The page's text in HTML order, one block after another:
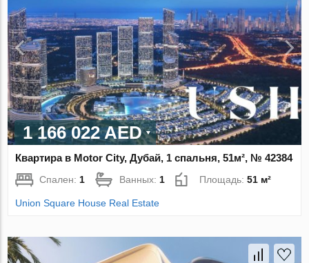
1 166 022 AED
Квартира в Motor City, Дубай, 1 спальня, 51м², № 42384
Спален: 1 Ванных: 1 Площадь:51 м²
Union Square House Real Estate